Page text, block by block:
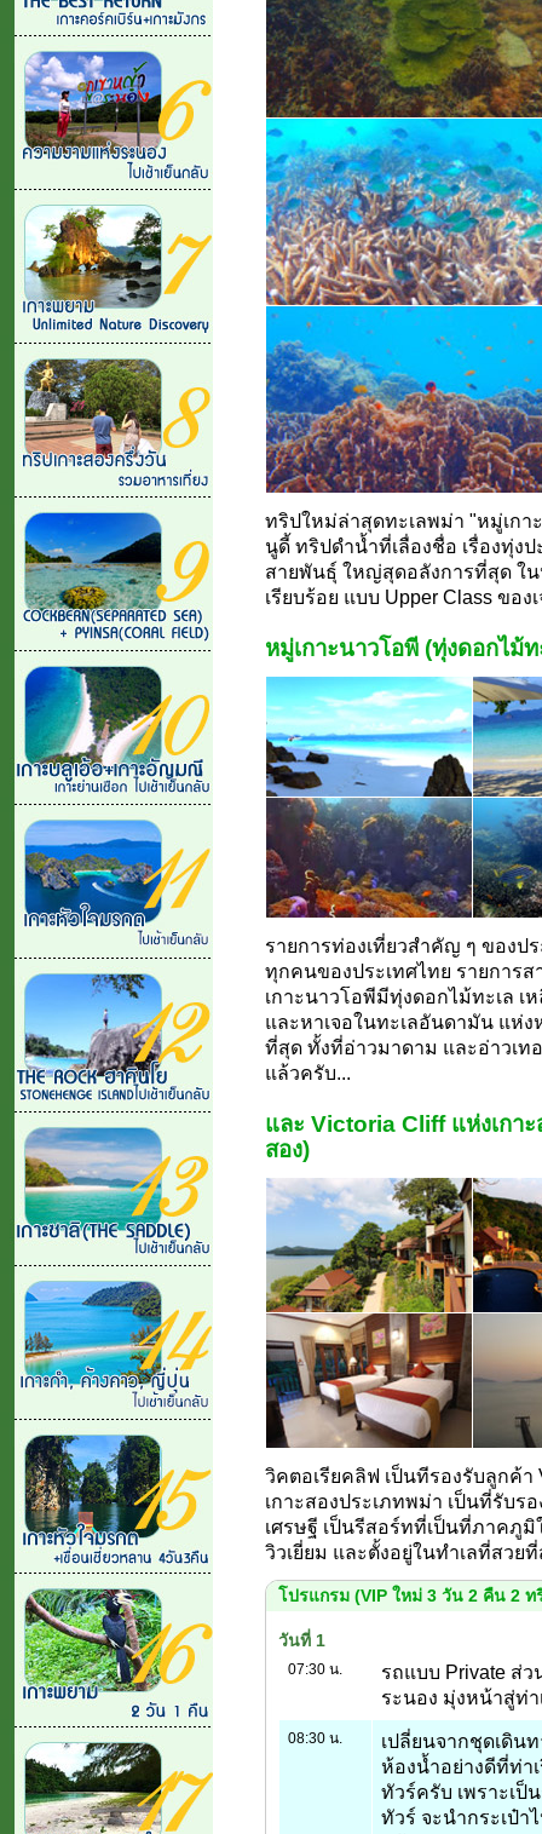
ทริปใหม่ล่าสุดทะเลพม่า "หมู่เกาะ
นูดี้ ทริปดำน้ำที่เลื่องชื่อ เรื่องทุ่ง
สายพันธุ์ ใหญ่สุดอลังการที่สุด ใ
เรียบร้อย แบบ Upper Class ของ
หมู่เกาะนาวโอพี (ทุ่งดอกไม้ท
รายการท่องเที่ยวสำคัญ ๆ ของป
ทุกคนของประเทศไทย รายการ
เกาะนาวโอพีมีทุ่งดอกไม้ทะเล เ
และหาเจอในทะเลอันดามัน แห่
ที่สุด ทั้งที่อ่าวมาดาม และอ่าวเท
แล้วครับ...
และ Victoria Cliff แห่งเกา
สอง)
วิคตอเรียคลิฟ เป็นทีรองรับลูกค้า
เกาะสองประเภทพม่า เป็นที่รับ
เศรษฐี เป็นรีสอร์ทที่เป็นที่ภาคภูมิ
วิวเยี่ยม และตั้งอยู่ในทำเลที่สวย
โปรแกรม (VIP ใหม่ 3 วัน 2 คืน 2 ท
วันที่ 1
07:30 น.
รถแบบ Private ส่
ระนอง มุ่งหน้าสู่ท่
08:30 น.
เปลี่ยนจากชุดเดิน
ห้องน้ำอย่างดีที่ท่า
ทัวร์ครับ เพราะเป็
ทัวร์ จะนำกระเป๋า